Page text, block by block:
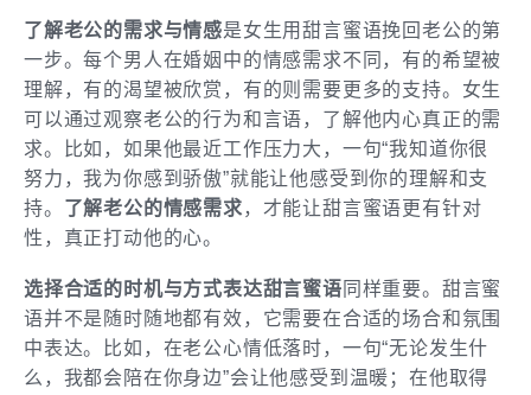
了解老公的需求与情感是女生用甜言蜜语挽回老公的第
一步。每个男人在婚姻中的情感需求不同，有的希望被
理解，有的渴望被欣赏，有的则需要更多的支持。女生
可以通过观察老公的行为和言语，了解他内心真正的需
求。比如，如果他最近工作压力大，一句“我知道你很
努力，我为你感到骄傲”就能让他感受到你的理解和支
持。 了解老公的情感需求 ，才能让甜言蜜语更有针对
性，真正打动他的心。
选择合适的时机与方式表达甜言蜜语 同样重要。甜言蜜
语并不是随时随地都有效，它需要在合适的场合和氛围
中表达。比如，在老公心情低落时，一句“无论发生什
么，我都会陪在你身边”会让他感受到温暖；在他取得